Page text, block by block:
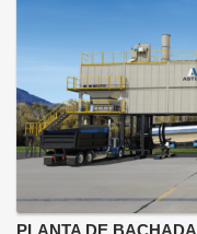
PLANTA DE BACHADA